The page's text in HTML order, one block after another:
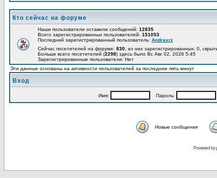
Кто сейчас на форуме
Наши пользователи оставили сообщений: 12835
Всего зарегистрированных пользователей: 151053
Последний зарегистрированный пользователь: Andraxrz
Сейчас посетителей на форуме: 830 , из них зарегистрированных: 0,
Больше всего посетителей (2298) здесь было Вс Авг 02, 2026 5:45
Зарегистрированные пользователи: Нет
Эти данные основаны на активности пользователей за последние пять минут
Вход
Имя: Пароль:
Новые сообщения
Powered by